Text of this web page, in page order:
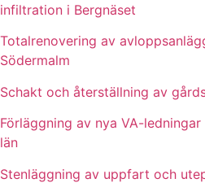
infiltration i Bergnäset
Totalrenovering av
Södermalm
Schakt och återställning av
Förläggning av nya VA-
län
Stenläggning av uppfart och